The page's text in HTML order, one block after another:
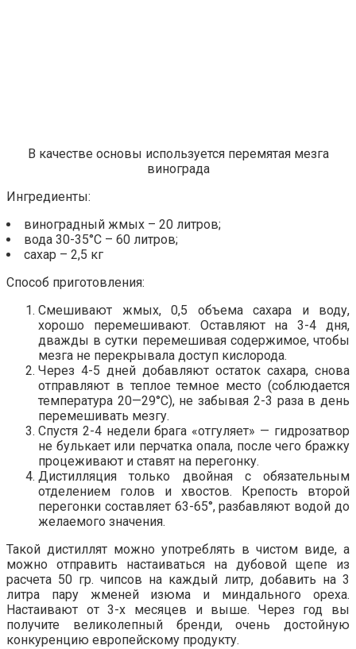
В качестве основы используется перемятая мезга
винограда
Ингредиенты:
виноградный жмых – 20 литров;
вода 30-35°С – 60 литров;
сахар – 2,5 кг
Способ приготовления:
Смешивают жмых, 0,5 объема сахара и воду,
хорошо перемешивают. Оставляют на 3-4 дня,
дважды в сутки перемешивая содержимое, чтобы
мезга не перекрывала доступ кислорода.
Через 4-5 дней добавляют остаток сахара, снова
отправляют в теплое темное место (соблюдается
температура 20—29°С), не забывая 2-3 раза в день
перемешивать мезгу.
Спустя 2-4 недели брага «отгуляет» — гидрозатвор
не булькает или перчатка опала, после чего бражку
процеживают и ставят на перегонку.
Дистилляция только двойная с обязательным
отделением голов и хвостов. Крепость второй
перегонки составляет 63-65°, разбавляют водой до
желаемого значения.
Такой дистиллят можно употреблять в чистом виде, а
можно отправить настаиваться на дубовой щепе из
расчета 50 гр. чипсов на каждый литр, добавить на 3
литра пару жменей изюма и миндального ореха.
Настаивают от 3-х месяцев и выше. Через год вы
получите великолепный бренди, очень достойную
конкуренцию европейскому продукту.